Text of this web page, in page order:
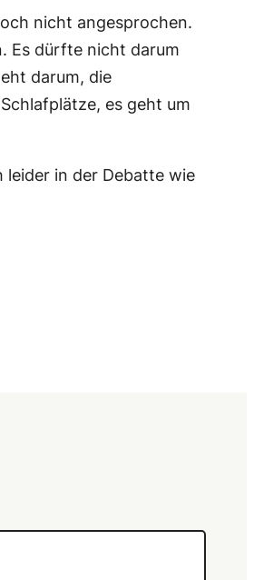
nicht angesprochen.
Es dürfte nicht darum
darum, die
es geht um
leider in der Debatte wie